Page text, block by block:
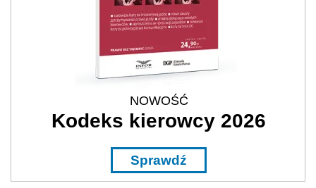
NOWOŚĆ
Kodeks kierowcy 2026
Sprawdź